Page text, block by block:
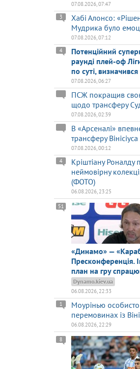
07.08.2026, 07:47
Хабі Алонсо:
Мудрика було
3
07.08.2026, 07:12
Потенційний
раунді плей-оф
по суті, визначився
4
07.08.2026, 06:27
ПСЖ покращив
щодо трансферу
07.08.2026, 02:39
В «Арсеналі»
трансферу Вінісіуса
07.08.2026, 00:12
Кріштіану Роналду
неймовірну
(ФОТО)
4
06.08.2026, 23:25
«Динамо» —
Пресконференція.
план на гру
51
Dynamo.kiev.ua
06.08.2026, 22:33
Моурінью особисто
перемовинах із
1
06.08.2026, 22:29
8